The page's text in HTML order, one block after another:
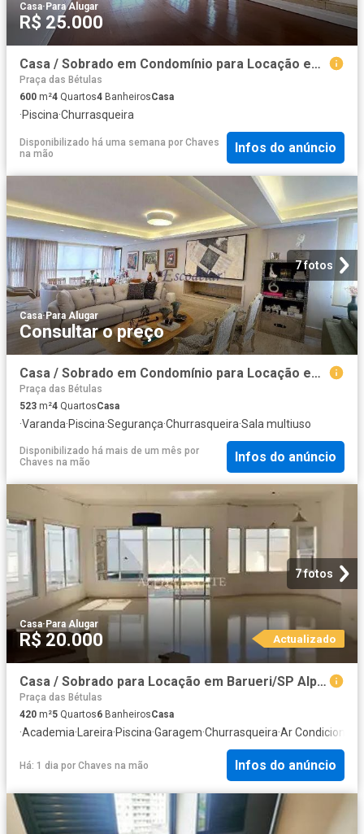
Casa· Para Alugar
R$ 25.000
Casa / Sobrado em Condomínio para Locação em Barueri/SP Alphaville Centro Industrial e Empresarial/Alphaville. 4 Quartos
Praça das Bétulas
600 m²4 Quartos4 BanheirosCasa
·Piscina·Churrasqueira
Disponibilizado há uma semana por Chaves
na mão
Infos do anúncio
7 fotos
Casa·Para Alugar
Consultar o preço
Casa / Sobrado em Condomínio para Locação em Barueri/SP Alphaville 4 Quartos
Praça das Bétulas
523 m²4 QuartosCasa
·Varanda·Piscina·Segurança·Churrasqueira·Sala multiuso
Disponibilizado há mais de um mês por
Chaves na mão
Infos do anúncio
7 fotos
Casa· Para Alugar
R$ 20.000 Actualizado
Casa / Sobrado para Locação em Barueri/SP Alphaville 5 Quartos
Praça das Bétulas
420 m²5 Quartos6 BanheirosCasa
·Academia· Lareira·Piscina·Garagem·Churrasqueira·Ar Condicionado
Há: 1 dia por Chaves na mão Infos do anúncio